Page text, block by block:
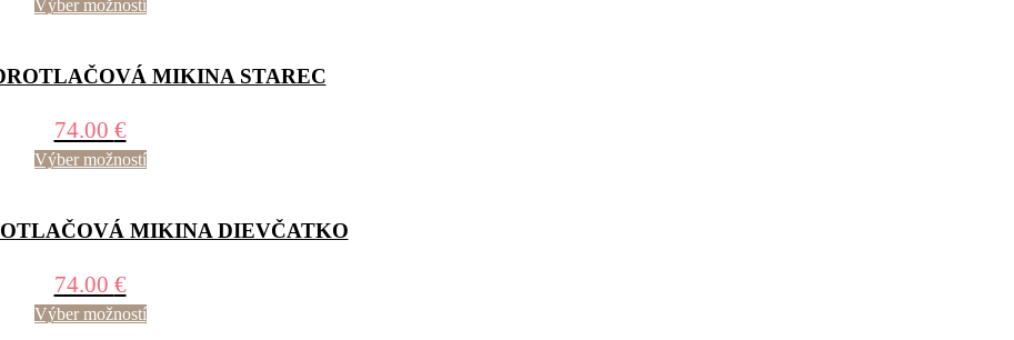
Výber možností
MIKINA STAREC
74.00 €
Výber možností
MIKINA DIEVČATKO
74.00 €
Výber možností